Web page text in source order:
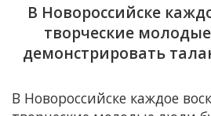
В Новороссийске
творческие
демонстрировать
В Новороссийске каждое